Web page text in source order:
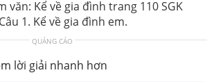
văn: Kể về gia đình trang 110 SGK
1. Kể về gia đình em.
QUẢNG CÁO
lời giải nhanh hơn